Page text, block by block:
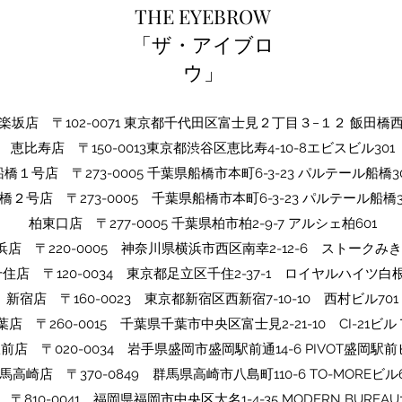
THE EYEBROW
「ザ・アイブロ
ウ」
坂店 〒102-0071 東京都千代田区富士見２丁目３−１２ 飯田橋
​恵比寿店 〒150-0013東京都渋谷区恵比寿4-10-8エビスビル301
橋１号店 〒273-0005 千葉県船橋市本町6-3-23 パルテール船橋
２号店 〒273-0005​ 千葉県船橋市本町6-3-23 パルテール船橋
​柏東口店 〒277-0005 千葉県柏市柏2-9-7 アルシェ柏601
店 〒220-0005 神奈川県横浜市西区南幸2-12-6 ストークみ
住店 〒120-0034 東京都足立区千住2-37-1 ロイヤルハイツ白
​​新宿店 〒160-0023 東京都新宿区西新宿7-10-10 西村ビル701
店 〒260-0015 千葉県千葉市中央区富士見2-21-10 CI-21ビル
店 〒020-0034 岩手県盛岡市盛岡駅前通14-6 PIVOT盛岡駅前
高崎店 〒370-0849 群馬県高崎市八島町110-6 TO-MOREビル